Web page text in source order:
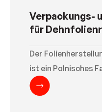
Verpackungs-
für
Der
ist ein Polnisches